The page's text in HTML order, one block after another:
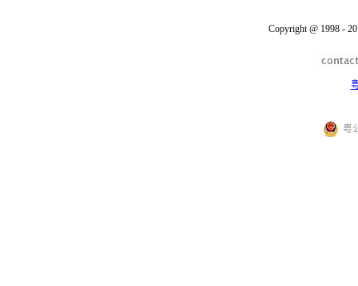
Copyright @ 1998 -
粤